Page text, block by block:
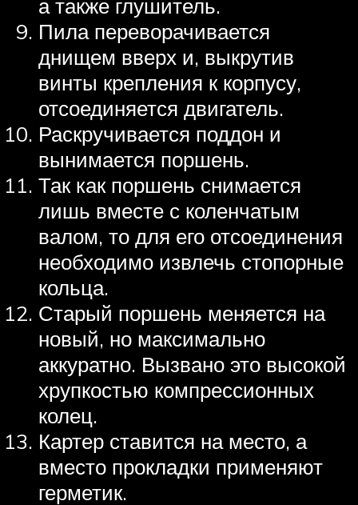
а также глушитель.
Пила переворачивается
днищем вверх и, выкрутив
винты крепления к корпусу,
отсоединяется двигатель.
Раскручивается поддон и
вынимается поршень.
Так как поршень снимается
лишь вместе с коленчатым
валом, то для его отсоединения
необходимо извлечь стопорные
кольца.
Старый поршень меняется на
новый, но максимально
аккуратно. Вызвано это высокой
хрупкостью компрессионных
колец.
Картер ставится на место, а
вместо прокладки применяют
герметик.